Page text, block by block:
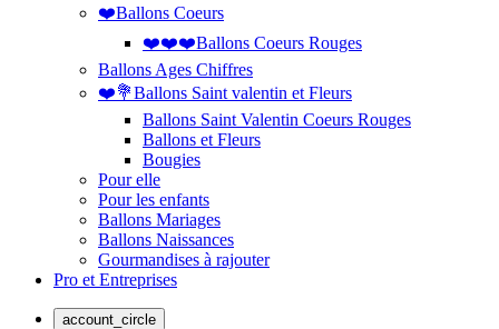
❤️Ballons Coeurs
❤️❤️❤️Ballons Coeurs Rouges
Ballons Ages Chiffres
❤️💐Ballons Saint valentin et Fleurs
Ballons Saint Valentin Coeurs Rouges
Ballons et Fleurs
Bougies
Pour elle
Pour les enfants
Ballons Mariages
Ballons Naissances
Gourmandises à rajouter
Pro et Entreprises
account_circle